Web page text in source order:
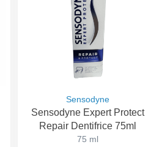
Sensodyne
Sensodyne Expert Protect
Repair Dentifrice 75ml
75 ml